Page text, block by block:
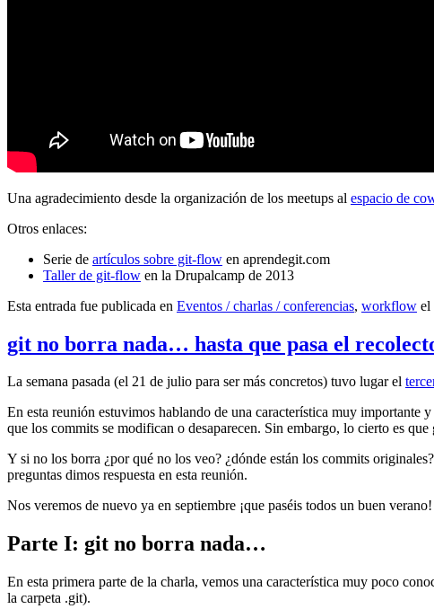
Una agradecimiento desde la organización de los meetups al espacio de
Otros enlaces:
Serie de artículos sobre git-flow en aprendegit.com
Taller de git-flow en la Drupalcamp de 2013
Esta entrada fue publicada en Eventos / charlas / conferencias, workflow el
git no borra nada… hasta que pasa el
La semana pasada (el 21 de julio para ser más concretos) tuvo lugar el
En esta reunión estuvimos hablando de una característica muy importante
que los commits se modifican o desaparecen. Sin embargo, lo cierto es
Y si no los borra ¿por qué no los veo? ¿dónde están los commits
preguntas dimos respuesta en esta reunión.
Nos veremos de nuevo ya en septiembre ¡que paséis todos un buen verano!
Parte I: git no borra nada…
En esta primera parte de la charla, vemos una característica muy poco
la carpeta .git).